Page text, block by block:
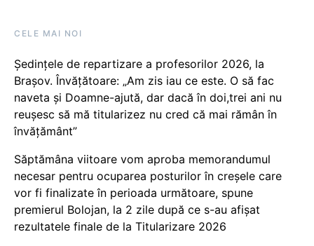
CELE MAI NOI
Ședințele de repartizare a profesorilor 2026, la
Brașov. Învățătoare: „Am zis iau ce este. O să fac
naveta și Doamne-ajută, dar dacă în doi,trei ani nu
reușesc să mă titularizez nu cred că mai rămân în
învățământ”
Săptămâna viitoare vom aproba memorandumul
necesar pentru ocuparea posturilor în creșele care
vor fi finalizate în perioada următoare, spune
premierul Bolojan, la 2 zile după ce s-au afișat
rezultatele finale de la Titularizare 2026